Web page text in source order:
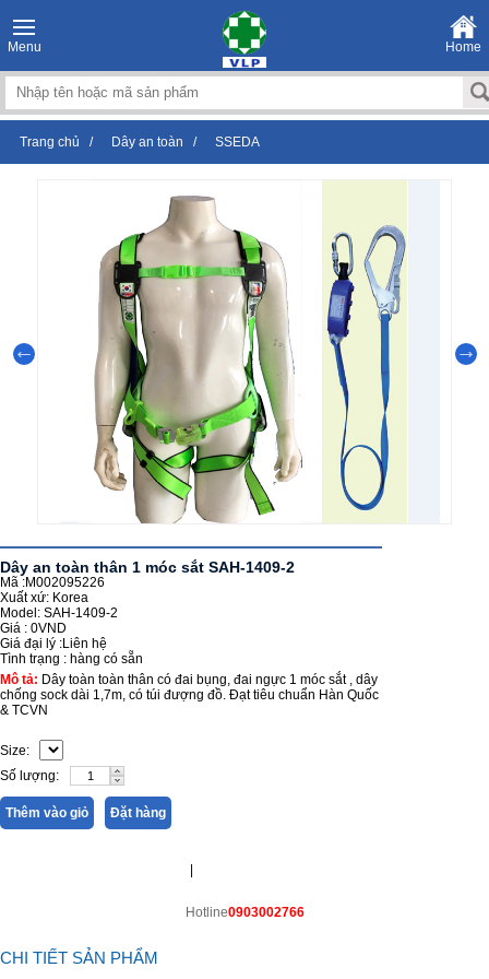
Menu Home
Trang chủ / Dây an toàn / SSEDA
Dây an toàn thân 1 móc sắt SAH-1409-2
Mã :M002095226
Xuất xứ: Korea
Model: SAH-1409-2
Giá : 0VND
Giá đại lý :Liên hệ
Tình trạng : hàng có sẵn
Mô tả: Dây toàn toàn thân có đai bụng, đai ngực 1 móc sắt , dây
chống sock dài 1,7m, có túi đượng đồ. Đạt tiêu chuẩn Hàn Quốc
& TCVN
Size:
Số lượng:
Thêm vào giỏ Đặt hàng
Hotline0903002766
CHI TIẾT SẢN PHẨM